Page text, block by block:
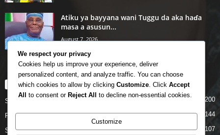
Atiku ya bayyana wani Tuggu da aka haɗa
masa a asusun...
August 7, 2026
POPULAR CATEGORY
Story 200
Politics 144
Siyasa 107
We respect your privacy
Cookies help us improve your experience, deliver
personalized content, and analyze traffic. You can choose
which cookies to allow by clicking Customize . Click Accept
All to consent or Reject All to decline non-essential cookies.
Customize